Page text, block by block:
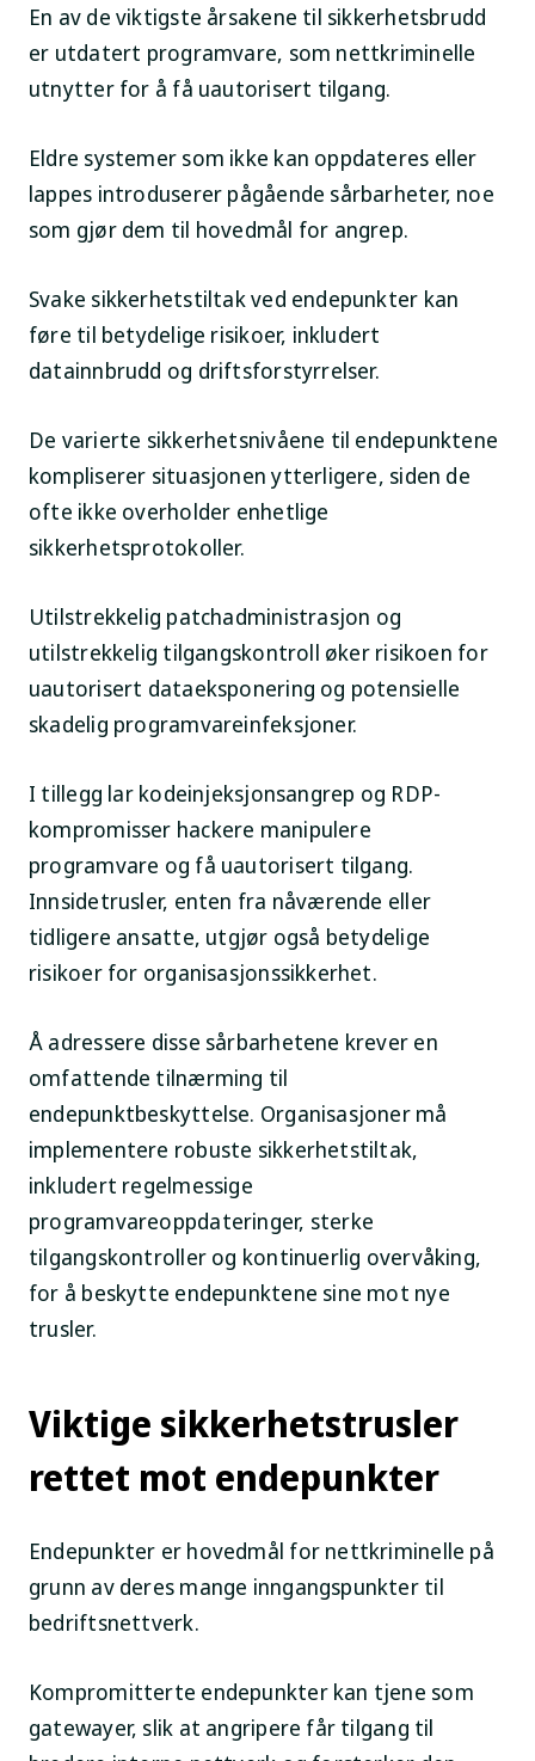
En av de viktigste årsakene til sikkerhetsbrudd
er utdatert programvare, som nettkriminelle
utnytter for å få uautorisert tilgang.
Eldre systemer som ikke kan oppdateres eller
lappes introduserer pågående sårbarheter, noe
som gjør dem til hovedmål for angrep.
Svake sikkerhetstiltak ved endepunkter kan
føre til betydelige risikoer, inkludert
datainnbrudd og driftsforstyrrelser.
De varierte sikkerhetsnivåene til endepunktene
kompliserer situasjonen ytterligere, siden de
ofte ikke overholder enhetlige
sikkerhetsprotokoller.
Utilstrekkelig patchadministrasjon og
utilstrekkelig tilgangskontroll øker risikoen for
uautorisert dataeksponering og potensielle
skadelig programvareinfeksjoner.
I tillegg lar kodeinjeksjonsangrep og RDP-
kompromisser hackere manipulere
programvare og få uautorisert tilgang.
Innsidetrusler, enten fra nåværende eller
tidligere ansatte, utgjør også betydelige
risikoer for organisasjonssikkerhet.
Å adressere disse sårbarhetene krever en
omfattende tilnærming til
endepunktbeskyttelse. Organisasjoner må
implementere robuste sikkerhetstiltak,
inkludert regelmessige
programvareoppdateringer, sterke
tilgangskontroller og kontinuerlig overvåking,
for å beskytte endepunktene sine mot nye
trusler.
Viktige sikkerhetstrusler
rettet mot endepunkter
Endepunkter er hovedmål for nettkriminelle på
grunn av deres mange inngangspunkter til
bedriftsnettverk.
Kompromitterte endepunkter kan tjene som
gatewayer, slik at angripere får tilgang til